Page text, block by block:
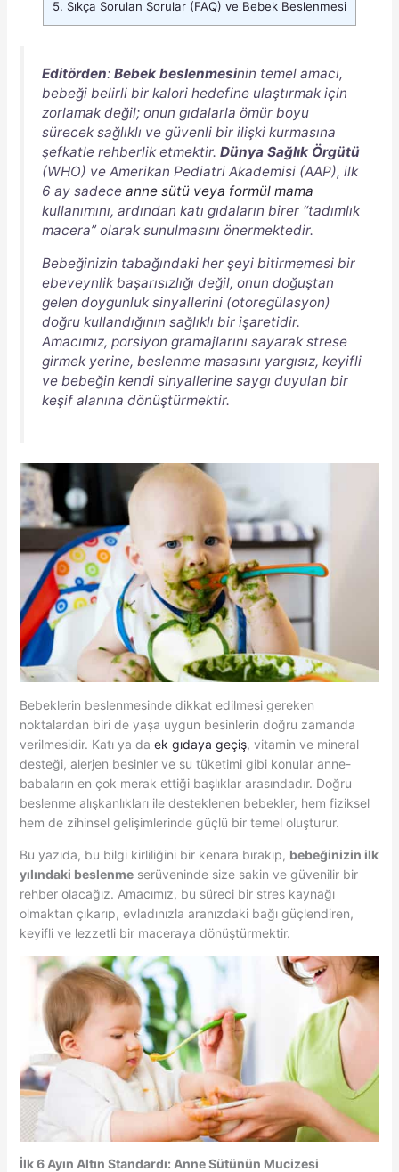
5. Sıkça Sorulan Sorular (FAQ) ve Bebek Beslenmesi
Editörden: Bebek beslenmesinin temel amacı,
bebeği belirli bir kalori hedefine ulaştırmak için
zorlamak değil; onun gıdalarla ömür boyu
sürecek sağlıklı ve güvenli bir ilişki kurmasına
şefkatle rehberlik etmektir. Dünya Sağlık Örgütü
(WHO) ve Amerikan Pediatri Akademisi (AAP), ilk
6 ay sadece anne sütü veya formül mama
kullanımını, ardından katı gıdaların birer “tadımlık
macera” olarak sunulmasını önermektedir.
Bebeğinizin tabağındaki her şeyi bitirmemesi bir
ebeveynlik başarısızlığı değil, onun doğuştan
gelen doygunluk sinyallerini (otoregülasyon)
doğru kullandığının sağlıklı bir işaretidir.
Amacımız, porsiyon gramajlarını sayarak strese
girmek yerine, beslenme masasını yargısız, keyifli
ve bebeğin kendi sinyallerine saygı duyulan bir
keşif alanına dönüştürmektir.
Bebeklerin beslenmesinde dikkat edilmesi gereken
noktalardan biri de yaşa uygun besinlerin doğru zamanda
verilmesidir. Katı ya da ek gıdaya geçiş, vitamin ve mineral
desteği, alerjen besinler ve su tüketimi gibi konular anne-
babaların en çok merak ettiği başlıklar arasındadır. Doğru
beslenme alışkanlıkları ile desteklenen bebekler, hem fiziksel
hem de zihinsel gelişimlerinde güçlü bir temel oluşturur.
Bu yazıda, bu bilgi kirliliğini bir kenara bırakıp, bebeğinizin ilk
yılındaki beslenmeserüveninde size sakin ve güvenilir bir
rehber olacağız. Amacımız, bu süreci bir stres kaynağı
olmaktan çıkarıp, evladınızla aranızdaki bağı güçlendiren,
keyifli ve lezzetli bir maceraya dönüştürmektir.
İlk 6 Ayın Altın Standardı: Anne Sütünün Mucizesi